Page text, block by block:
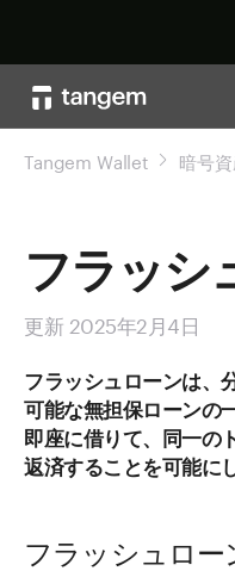
Tangem Wallet 暗号
フラッシ
更新 2025年2月4日
フラッシュローンは、
可能な無担保ローンの
即座に借りて、同一の
返済することを可能に
フラッシュロー